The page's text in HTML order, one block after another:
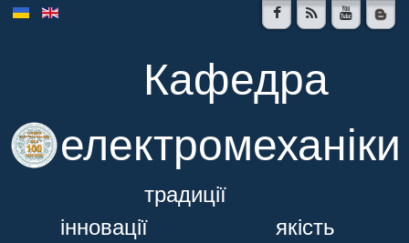
Кафедра
електромеханіки
традиції
інновації якість